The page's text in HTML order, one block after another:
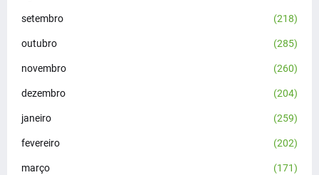
setembro (218)
outubro (285)
novembro (260)
dezembro (204)
janeiro (259)
fevereiro (202)
março (171)